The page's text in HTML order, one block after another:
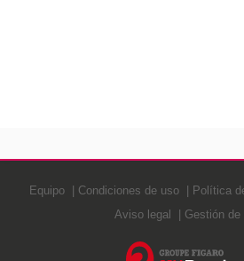
Equipo Condiciones de uso Política
Aviso legal
Gestión de